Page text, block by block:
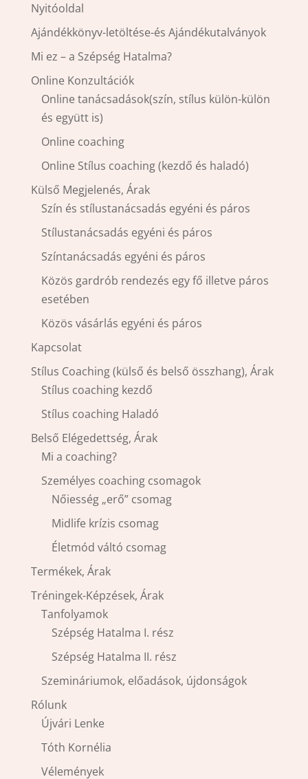
Nyitóoldal
Ajándékkönyv-letöltése-és Ajándékutalványok
Mi ez – a Szépség Hatalma?
Online Konzultációk
Online tanácsadások(szín, stílus külön-külön
és együtt is)
Online coaching
Online Stílus coaching (kezdő és haladó)
Külső Megjelenés, Árak
Szín és stílustanácsadás egyéni és páros
Stílustanácsadás egyéni és páros
Színtanácsadás egyéni és páros
Közös gardrób rendezés egy fő illetve páros
esetében
Közös vásárlás egyéni és páros
Kapcsolat
Stílus Coaching (külső és belső összhang), Árak
Stílus coaching kezdő
Stílus coaching Haladó
Belső Elégedettség, Árak
Mi a coaching?
Személyes coaching csomagok
Nőiesség „erő” csomag
Midlife krízis csomag
Életmód váltó csomag
Termékek, Árak
Tréningek-Képzések, Árak
Tanfolyamok
Szépség Hatalma I. rész
Szépség Hatalma II. rész
Szemináriumok, előadások, újdonságok
Rólunk
Újvári Lenke
Tóth Kornélia
Vélemények